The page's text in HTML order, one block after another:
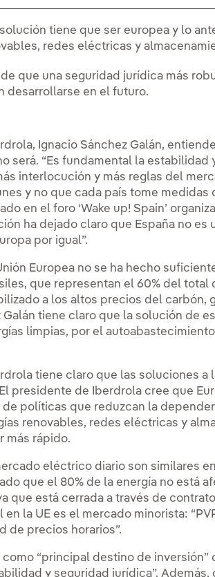
tiene que ser europea y lo
redes eléctricas y
que una seguridad jurídica más
desarrollarse en el futuro.
Ignacio Sánchez Galán,
será. “Es fundamental la
interlocución y más reglas del
y no que cada país tome medidas
en el foro ‘Wake up! Spain’
ha dejado claro que España no es
por igual”.
Europea no se ha hecho
que representan el 60% del total
a los altos precios del carbón,
Galán tiene claro que la solución de
limpias, por el
tiene claro que las soluciones a
presidente de Iberdrola cree que
políticas que reduzcan la
renovables, redes eléctricas y
más rápido.
eléctrico diario son similares
que el 80% de la energía no está
que está cerrada a través de
la UE es el mercado minorista:
de precios horarios”.
como “principal destino de
y seguridad jurídica”.